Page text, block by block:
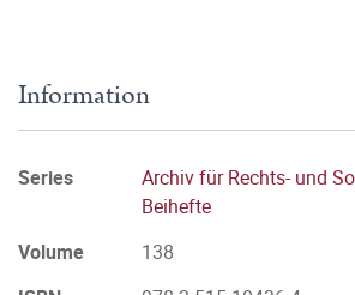
Information
Series
Archiv für Rechts- und
Beihefte
Volume
138